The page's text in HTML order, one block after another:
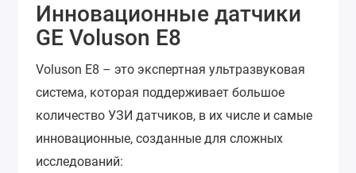
Инновационные датчики
GE Voluson E8
Voluson E8 – это экспертная ультразвуковая
система, которая поддерживает большое
количество УЗИ датчиков, в их числе и самые
инновационные, созданные для сложных
исследований: